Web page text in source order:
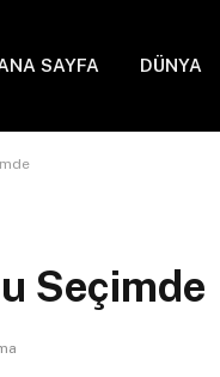
SAYFA DÜNYA
Seçimde